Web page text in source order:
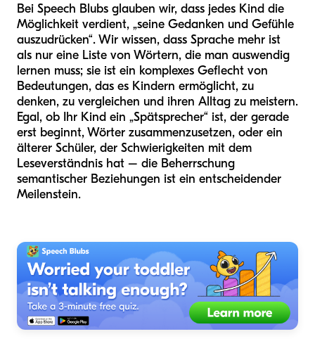
Bei Speech Blubs glauben wir, dass jedes Kind die
Möglichkeit verdient, „seine Gedanken und Gefühle
auszudrücken“. Wir wissen, dass Sprache mehr ist
als nur eine Liste von Wörtern, die man auswendig
lernen muss; sie ist ein komplexes Geflecht von
Bedeutungen, das es Kindern ermöglicht, zu
denken, zu vergleichen und ihren Alltag zu meistern.
Egal, ob Ihr Kind ein „Spätsprecher“ ist, der gerade
erst beginnt, Wörter zusammenzusetzen, oder ein
älterer Schüler, der Schwierigkeiten mit dem
Leseverständnis hat – die Beherrschung
semantischer Beziehungen ist ein entscheidender
Meilenstein.